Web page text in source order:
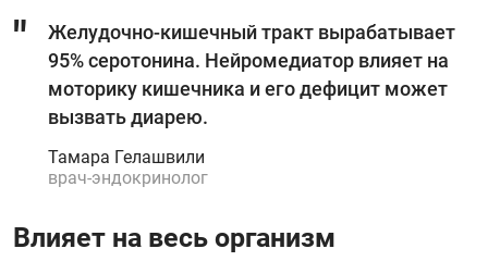
Желудочно-кишечный тракт вырабатывает
95% серотонина. Нейромедиатор влияет на
моторику кишечника и его дефицит может
вызвать диарею.
Тамара Гелашвили
врач-эндокринолог
Влияет на весь организм